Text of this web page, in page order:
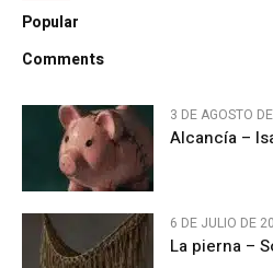
Popular
Comments
3 DE AGOSTO
Alcancía –
6 DE JULIO DE
La pierna –